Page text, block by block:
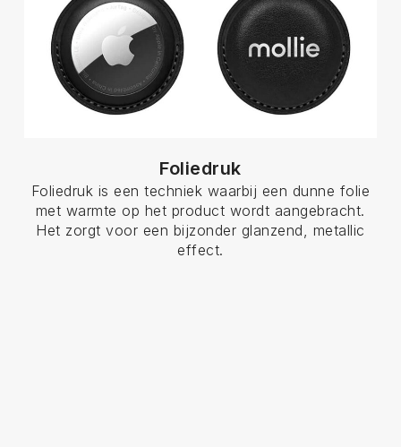
Foliedruk
Foliedruk is een techniek waarbij een dunne folie
met warmte op het product wordt aangebracht.
Het zorgt voor een bijzonder glanzend, metallic
effect.